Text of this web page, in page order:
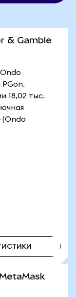
& Gamble
PGon.
18,02 тыс.
(Ondo
MetaMask